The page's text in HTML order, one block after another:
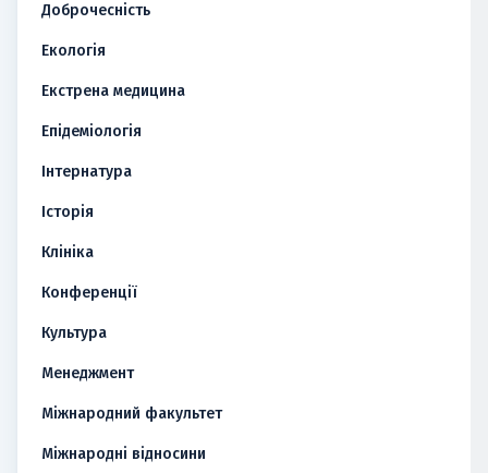
Доброчесність
Екологія
Екстрена медицина
Епідеміологія
Інтернатура
Історія
Клініка
Конференції
Культура
Менеджмент
Міжнародний факультет
Міжнародні відносини